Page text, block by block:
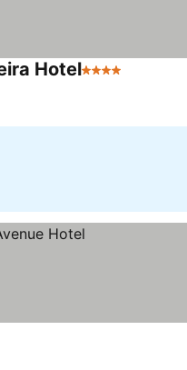
Hotel4 Sterne